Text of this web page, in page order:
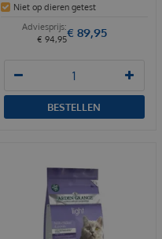
Niet op dieren getest
€ 94,95€ 89,95
BESTELLEN